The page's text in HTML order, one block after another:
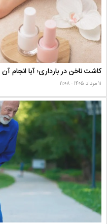
کاشت ناخن در بارداری؛ آیا انجام
۱۱ مرداد ۱۴۰۵ - ۱۱:۰۸